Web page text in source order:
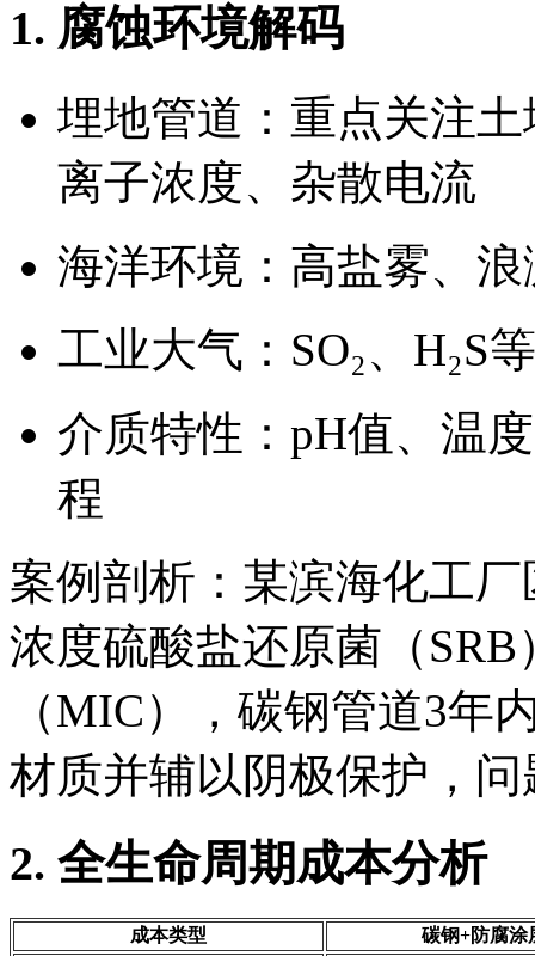
1. 腐蚀环境解码
埋地管道：重点关注土
离子浓度、杂散电流
海洋环境：高盐雾、
工业大气：SO₂、H₂S
介质特性：pH值、温
程
案例剖析：某滨海化工
浓度硫酸盐还原菌（
（MIC），碳钢管道3年
材质并辅以阴极保护，
2. 全生命周期成本分析
成本类型
碳钢+防腐涂